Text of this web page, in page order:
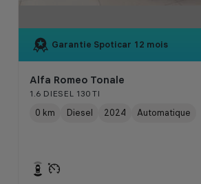
Garantie Spoticar 12 mois
Alfa Romeo Tonale
1.6 DIESEL 130 TI
0 km Diesel 2024 Automatique